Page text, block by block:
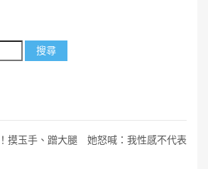
摸玉手、蹭大腿 她怒喊：我性感不代表